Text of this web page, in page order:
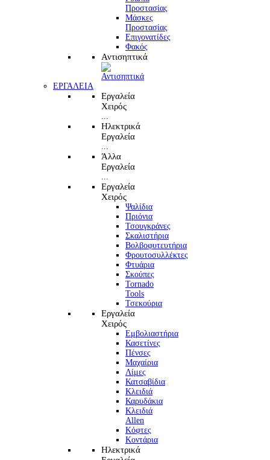
Προστασίας
Μάσκες
Προστασίας
Επιγονατίδες
Φακός
Αντισηπτικά
ΕΡΓΑΛΕΙΑ
Εργαλεία
Χειρός
...
Ηλεκτρικά
Εργαλεία
...
Άλλα
Εργαλεία
...
Εργαλεία
Χειρός
Ψαλίδια
Πριόνια
Τσουγκράνες
Σκαλιστήρια
Βολβοφυτευτήρια
Φρουτοσυλλέκτες
Φτυάρια
Σκούπες
Tornado
Tools
Τσεκούρια
Εργαλεία
Χειρός
Εμβολιαστήρια
Κασετίνες
Πένσες
Μαχαίρια
Λίμες
Κατσαβίδια
Κλειδιά
Καρυδάκια
Κλειδιά
Allen
Κόφτες
Κοντάρια
Ηλεκτρικά